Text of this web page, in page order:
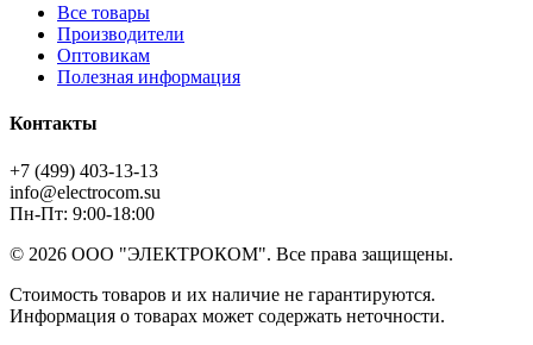
Все товары
Производители
Оптовикам
Полезная информация
Контакты
+7 (499) 403-13-13
info@electrocom.su
Пн-Пт: 9:00-18:00
© 2026 ООО "ЭЛЕКТРОКОМ". Все права защищены.
Стоимость товаров и их наличие не гарантируются.
Информация о товарах может содержать неточности.